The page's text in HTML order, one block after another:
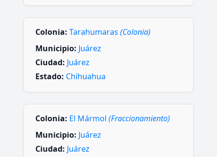
Colonia: Tarahumaras (Colonia)
Municipio: Juárez
Ciudad: Juárez
Estado: Chihuahua
Colonia: El Mármol (Fraccionamiento)
Municipio: Juárez
Ciudad: Juárez